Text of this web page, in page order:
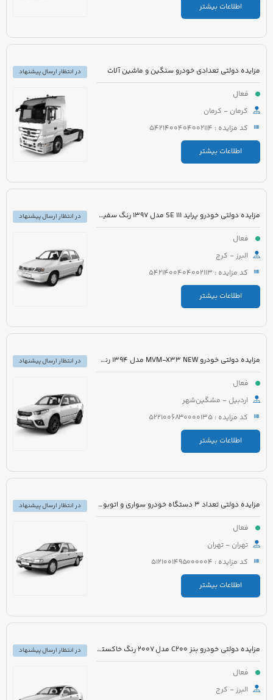
اطلاعات بیشتر
مزایده دولتی تعدادی خودرو سنگین و ماشین آلات
فعال
کرمان - کرمان
کد مزایده : 5421400404002114
اطلاعات بیشتر
در انتظار ارسال پیشنهاد
مزایده دولتی خودرو پراید 111 SE مدل 1397 رنگ سفید روغنی
فعال
البرز - کرج
کد مزایده : 5421400404002113
اطلاعات بیشتر
در انتظار ارسال پیشنهاد
مزایده دولتی خودرو MVM-X33 NEW مدل 1394 رنگ سفید
فعال
اردبیل - مشگین‌شهر
کد مزایده : 5221006830000135
اطلاعات بیشتر
در انتظار ارسال پیشنهاد
مزایده دولتی تعداد 3 دستگاه خودرو سواری و اتوبوس
فعال
تهران - تهران
کد مزایده : 5121001495000004
اطلاعات بیشتر
در انتظار ارسال پیشنهاد
مزایده دولتی خودرو بنز C200 مدل 2007 رنگ خاکستری
فعال
البرز - کرج
در انتظار ارسال پیشنهاد